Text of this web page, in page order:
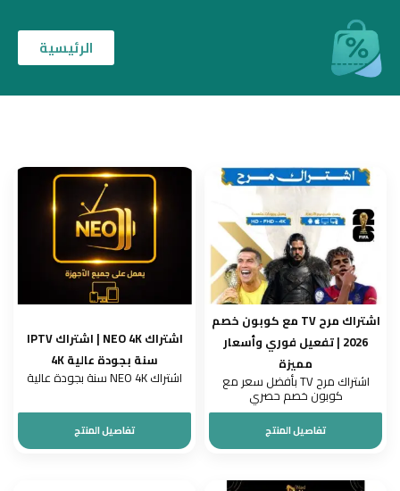
الرئيسية
اشتراك مرح TV مع كوبون خصم
2026 | تفعيل فوري وأسعار
مميزة
اشتراك مرح TV بأفضل سعر مع
كوبون خصم حصري
تفاصيل المنتج
اشتراك NEO 4K | اشتراك IPTV
سنة بجودة عالية 4K
اشتراك NEO 4K سنة بجودة عالية
تفاصيل المنتج